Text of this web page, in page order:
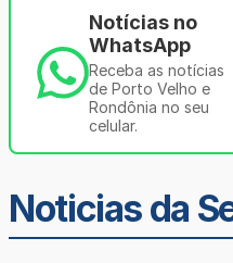
Notícias no
WhatsApp
Receba as notícias
de Porto Velho e
Rondônia no seu
celular.
Noticias da